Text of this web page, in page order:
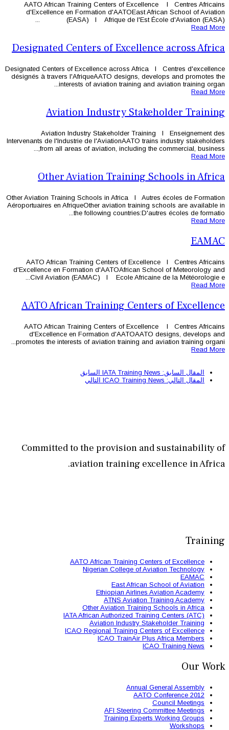
AATO African Training Centers
d'Excellence en Formation
(EASA) l Afrique
Designated Centers of
Designated Centers of Excellence
désignés à travers l'AfriqueAATO
interests of aviation
Aviation
Aviation Industry
Intervenants de l'Industrie de
from all areas of aviation,
Other Aviation
Other Aviation Training Schools in
Aéroportuaires en AfriqueOther
the following
AATO African Training Centers
d'Excellence en Formation
Civil Aviation (EAMAC) l
AATO African
AATO African Training Centers
d'Excellence en Formation
promotes the interests of aviation
السابق
التالي
Committed to the
aviation
AATO African
Nigerian
Ethiopian
ATNS
Other
IATA African
Aviation
ICAO Regional
ICAO
AFI